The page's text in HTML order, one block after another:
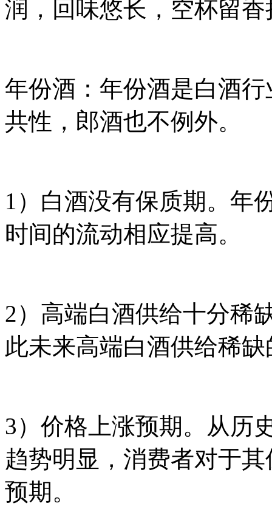
润，回味悠长，空杯留
年份酒：年份酒是白酒
共性，郎酒也不例外。
1）白酒没有保质期。年
时间的流动相应提高。
2）高端白酒供给十分稀
此未来高端白酒供给稀
3）价格上涨预期。从历
趋势明显，消费者对于
预期。